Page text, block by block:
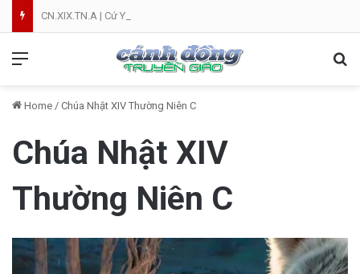
CN.XIX.TN.A | Cứ Yên Tâm | NVT
Home / Chúa Nhật XIV Thường Niên C
Chúa Nhật XIV
Thường Niên C